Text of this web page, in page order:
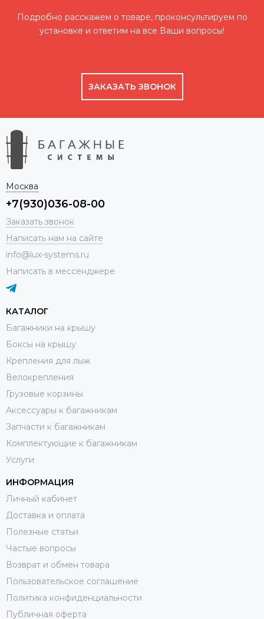
Подробно расскажем о товаре, проконсультируем по
установке и ответим на все Ваши вопросы!
ЗАКАЗАТЬ ЗВОНОК
Москва
+7(930)036-08-00
Заказать звонок
Написать нам на сайте
info@lux-systems.ru
Написать в мессенджере
КАТАЛОГ
Багажники на крышу
Боксы на крышу
Крепления для лыж
Велокрепления
Грузовые корзины
Аксессуары к багажникам
Запчасти к багажникам
Комплектующие к багажникам
Услуги
ИНФОРМАЦИЯ
Личный кабинет
Доставка и оплата
Полезные статьи
Частые вопросы
Возврат и обмен товара
Пользовательское соглашение
Политика конфиденциальности
Публичная оферта